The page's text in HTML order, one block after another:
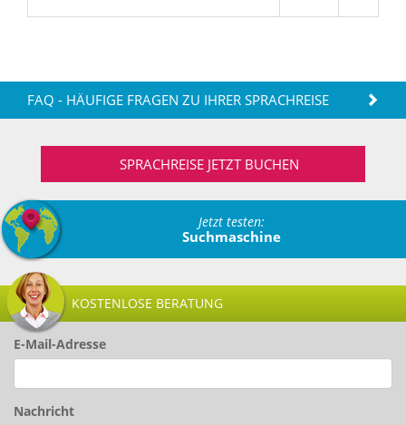
FAQ - HÄUFIGE FRAGEN ZU IHRER SPRACHREISE
SPRACHREISE JETZT BUCHEN
Jetzt testen:
Suchmaschine
KOSTENLOSE BERATUNG
E-Mail-Adresse
Nachricht